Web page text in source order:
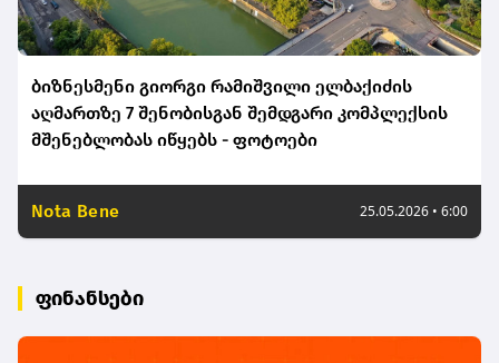
ბიზნესმენი გიორგი რამიშვილი ელბაქიძის
აღმართზე 7 შენობისგან შემდგარი კომპლექსის
მშენებლობას იწყებს - ფოტოები
Nota Bene 25.05.2026 • 6:00
ფინანსები